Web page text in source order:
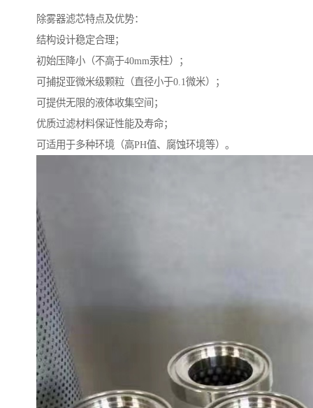
除雾器滤芯特点及优势：
结构设计稳定合理；
初始压降小（不高于40mm汞柱）；
可捕捉亚微米级颗粒（直径小于0.1微米）；
可提供无限的液体收集空间；
优质过滤材料保证性能及寿命；
可适用于多种环境（高PH值、腐蚀环境等）。